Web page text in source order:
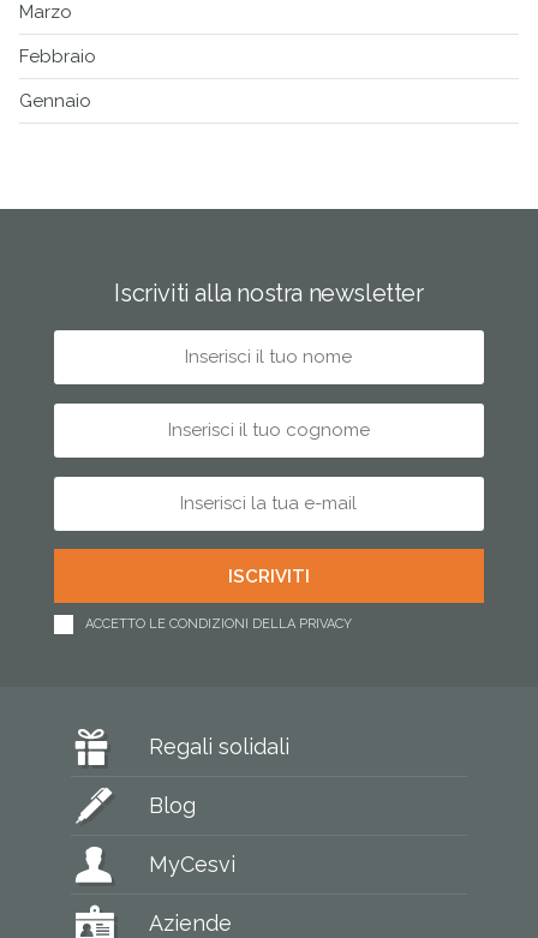
Marzo
Febbraio
Gennaio
Iscriviti alla nostra newsletter
ACCETTO LE CONDIZIONI DELLA PRIVACY
Regali solidali
Blog
MyCesvi
Aziende